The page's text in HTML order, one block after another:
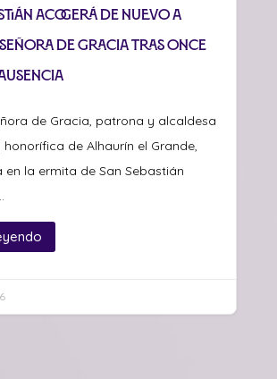
acogerá de nuevo a
de Gracia tras once
de Gracia, patrona y alcaldesa
de Alhaurín el Grande,
en la ermita de San Sebastián